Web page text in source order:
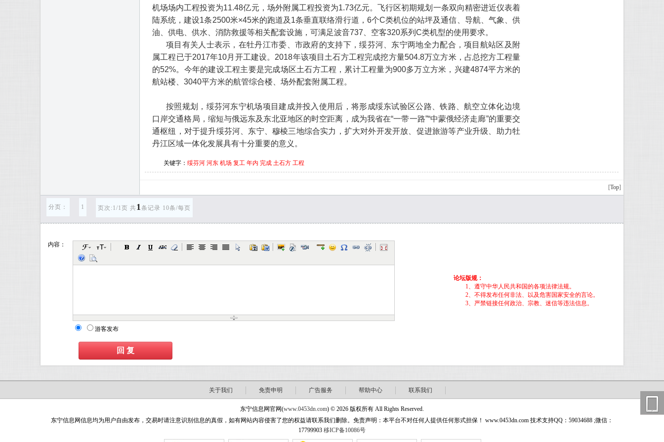
机场场内工程投资为11.48亿元，场外附属工程投资为1.73亿元。飞行区初期规划一条双向精密进近仪表着
陆系统，建设1条2500米×45米的跑道及1条垂直联络滑行道，6个C类机位的站坪及通信、导航、气象、供
油、供电、供水、消防救援等相关配套设施，可满足波音737、空客320系列C类机型的使用要求。
项目有关人士表示，在牡丹江市委、市政府的支持下，绥芬河、东宁两地全力配合，项目航站区及附
属工程已于2017年10月开工建设。2018年该项目土石方工程完成挖方量504.8万立方米，占总挖方工程量
的52%。今年的建设工程主要是完成场区土石方工程，累计工程量为900多万立方米，兴建4874平方米的
航站楼、3040平方米的航管综合楼、场外配套附属工程。
按照规划，绥芬河东宁机场项目建成并投入使用后，将形成绥东试验区公路、铁路、航空立体化边境
口岸交通格局，缩短与俄远东及东北亚地区的时空距离，成为我省在“一带一路”“中蒙俄经济走廊”的重要交
通枢纽，对于提升绥芬河、东宁、穆棱三地综合实力，扩大对外开发开放、促进旅游等产业升级、助力牡
丹江区域一体化发展具有十分重要的意义。
关键字： 绥芬河 河东 机场 复工 年内 完成 土石方 工程
[Top]
分页： 1 页次:1/1页 共1条记录 10条/每页
内容：
游客发布
论坛版规：
1、遵守中华人民共和国的各项法律法规。
2、不得发布任何非法、以及危害国家安全的言论。
3、严禁链接任何政治、宗教、迷信等违法信息。
关于我们 免责申明 广告服务 帮助中心 联系我们
东宁信息网官网(www.0453dn.com) © 2026 版权所有 All Rights Reserved.
东宁信息网信息均为用户自由发布，交易时请注意识别信息的真假，如有网站内容侵害了您的权益请联系我们删除。免责声明：本平台不对任何人提供任何形式担保！ www.0453dn.com 技术支持QQ：59034688 ;微信：
17799903 移ICP备10086号